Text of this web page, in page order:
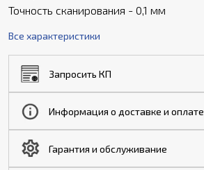
Точность сканирования - 0,1 мм
Все характеристики
Запросить КП
Информация о доставке и оплате
Гарантия и обслуживание